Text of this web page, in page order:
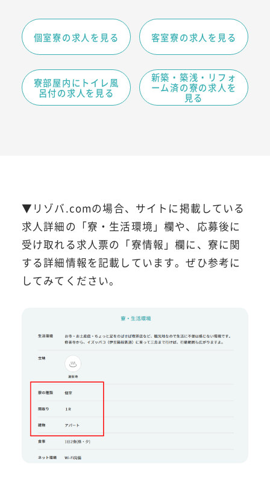
個室寮の求人を見る 客室寮の求人を見る
寮部屋内にトイレ風
呂付の求人を見る
新築・築浅・リフォ
ーム済の寮の求人を
見る
▼リゾバ.comの場合、サイトに掲載している
求人詳細の「寮・生活環境」欄や、応募後に
受け取れる求人票の「寮情報」欄に、寮に関
する詳細情報を記載しています。ぜひ参考に
してみてください。